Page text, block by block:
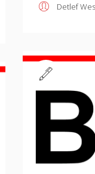
Detlef
Standard